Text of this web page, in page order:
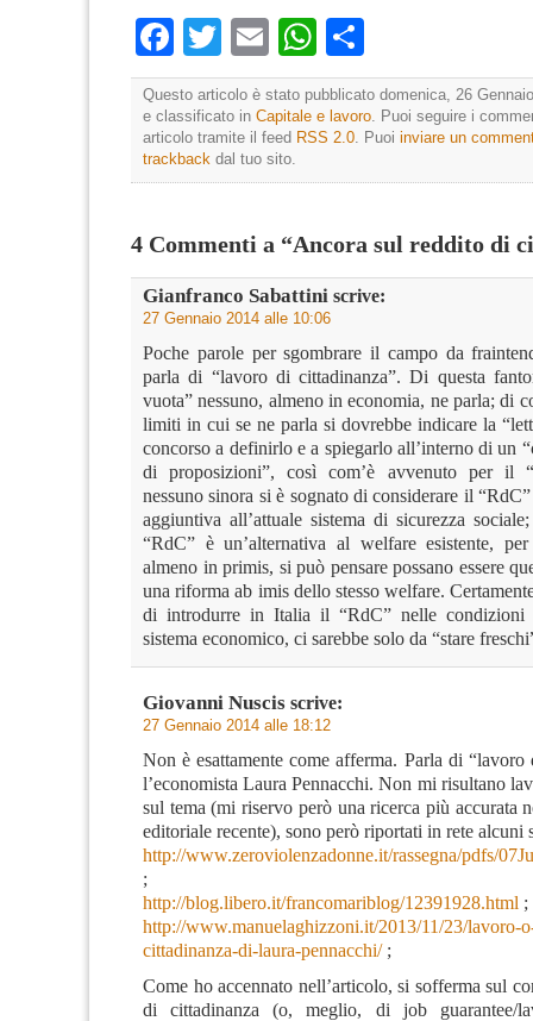
Facebook
TwitterEmailWhatsApp
Questo articolo è stato pubblicato domenica, 26
e classificato in Capitale e lavoro. Puoi seguire i
articolo tramite il feed RSS 2.0. Puoi inviare un
trackback dal tuo sito.
4 Commenti a “Ancora sul reddito di
Gianfranco Sabattini scrive:
27 Gennaio 2014 alle 10:06
Poche parole per sgombrare il campo da
parla di “lavoro di cittadinanza”. Di questa
vuota” nessuno, almeno in economia, ne parla; di
limiti in cui se ne parla si dovrebbe indicare la
concorso a definirlo e a spiegarlo all’interno di un
di proposizioni”, così com’è avvenuto per il
nessuno sinora si è sognato di considerare il
aggiuntiva all’attuale sistema di sicurezza
“RdC” è un’alternativa al welfare esistente,
almeno in primis, si può pensare possano essere
una riforma ab imis dello stesso welfare.
di introdurre in Italia il “RdC” nelle
sistema economico, ci sarebbe solo da “stare
Giovanni Nuscis scrive:
27 Gennaio 2014 alle 18:12
Non è esattamente come afferma. Parla di “lavoro
l’economista Laura Pennacchi. Non mi risultano
sul tema (mi riservo però una ricerca più accurata
editoriale recente), sono però riportati in rete alcuni
http://www.zeroviolenzadonne.it/rassegna/pdfs/
;
http://blog.libero.it/francomariblog/12391928.html ;
http://www.manuelaghizzoni.it/2013/11/23/lavoro-
cittadinanza-di-laura-pennacchi/;
Come ho accennato nell’articolo, si sofferma sul
di cittadinanza (o, meglio, di job guarantee/